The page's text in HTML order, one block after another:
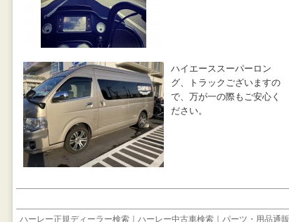
ハイエーススーパーロン
グ、トラックございますの
で、万が一の際もご安心く
ださい。
ハーレー正規ディーラー検索 ハーレー中古車検索 パーツ・用品通販